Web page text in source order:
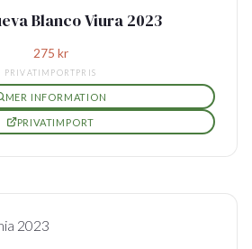
Blanco Viura 2023
275 kr
PRIVATIMPORTPRIS
MER INFORMATION
PRIVATIMPORT